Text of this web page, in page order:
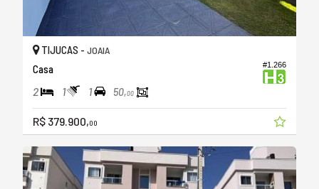
#1.266
TIJUCAS - JOAIA
Casa
2 1 1 50,00
R$ 379.900,00